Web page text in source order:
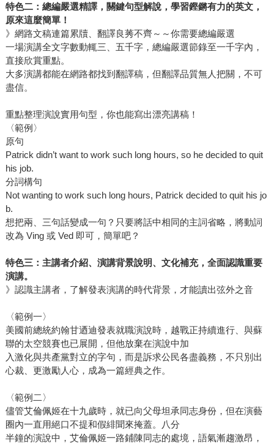
特色二：總編嚴選精譯，關鍵句型解說，學習鏗鏘有力的英文，
原來這麼簡單！
》網路文稿連篇累牘、翻譯良莠不齊～～你需要總編嚴選
一場演講全文字數動輒三、五千字，總編嚴選節錄至一千字內，
直接欣賞重點。
大多演講都能在網路都找到翻譯稿，但翻譯品質無人把關，不可
盡信。
重點整理演說實用句型，你也能寫出漂亮講稿！
〈範例〉
原句
Patrick didn’t want to work such long hours, so he decided to quit
his job.
分詞構句
Not wanting to work such long hours, Patrick decided to quit his jo
b.
想把兩、三句話變成一句？只要將話中相同的主詞省略，將動詞
改為 Ving 或 Ved 即可，簡單吧？
特色三：主講者介紹、演講背景說明、文化補充，全面認識重要
演講。
》認識主講者，了解發表演講的時代背景，才能讀出弦外之音
〈範例一〉
美國前總統約翰甘迺迪發表就職演說時，越戰正持續進行、與蘇
聯的太空競賽也已展開，但他放棄在演說中加
入激化與共產黨對立的字句，而是訴求公民各盡義務，不只別出
心裁、更激勵人心，成為一篇經典之作。
〈範例二〉
儘管艾倫佩姬在十九歲時，就已向父母坦承同志身份，但在演藝
圈內一直用絕口不提和假緋聞來掩蓋。八分
半鐘的演說中，艾倫佩姬一路鋪陳同志的處境，語氣漸趨激昂，